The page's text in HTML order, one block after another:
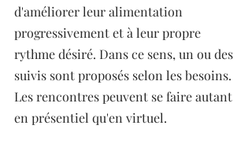
d'améliorer leur alimentation
progressivement et à leur propre
rythme désiré. Dans ce sens, un ou des
suivis sont proposés selon les besoins.
Les rencontres peuvent se faire autant
en présentiel qu'en virtuel.